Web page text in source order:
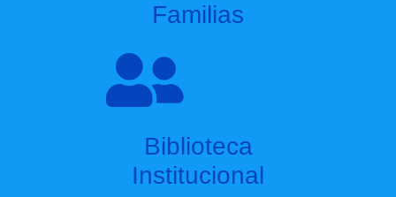
Familias
Biblioteca
Institucional